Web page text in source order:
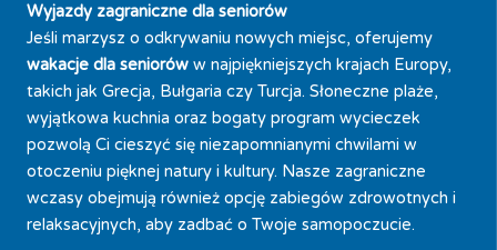
Wyjazdy zagraniczne dla seniorów
Jeśli marzysz o odkrywaniu nowych miejsc, oferujemy
wakacje dla seniorów w najpiękniejszych krajach Europy,
takich jak Grecja, Bułgaria czy Turcja. Słoneczne plaże,
wyjątkowa kuchnia oraz bogaty program wycieczek
pozwolą Ci cieszyć się niezapomnianymi chwilami w
otoczeniu pięknej natury i kultury. Nasze zagraniczne
wczasy obejmują również opcję zabiegów zdrowotnych i
relaksacyjnych, aby zadbać o Twoje samopoczucie.